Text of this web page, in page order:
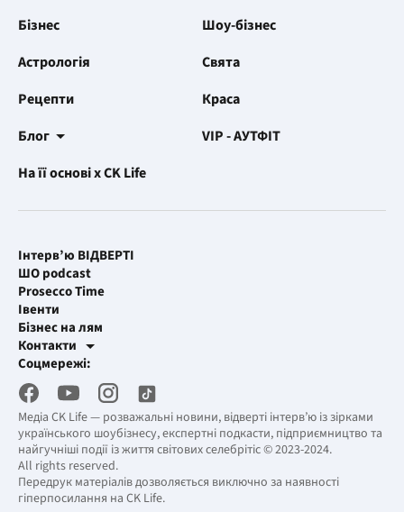
Бізнес
Шоу-бізнес
Астрологія
Свята
Рецепти
Краса
Блог
VIP - АУТФІТ
На її основі x CK Life
Медіа CK Life — розважальні новини, відверті інтерв’ю із зірками
українського шоубізнесу, експертні подкасти, підприємництво та
найгучніші події із життя світових селебрітіс © 2023-2024.
All rights reserved.
Передрук матеріалів дозволяється виключно за наявності
гіперпосилання на CK Life.
Інтерв’ю ВІДВЕРТІ
ШО podcast
Prosecco Time
Івенти
Бізнес на лям
Контакти
Рекламні інтеграції
Робоча пошта
Соцмережі: